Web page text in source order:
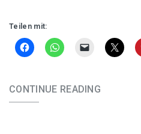
Teilen mit:
CONTINUE READING